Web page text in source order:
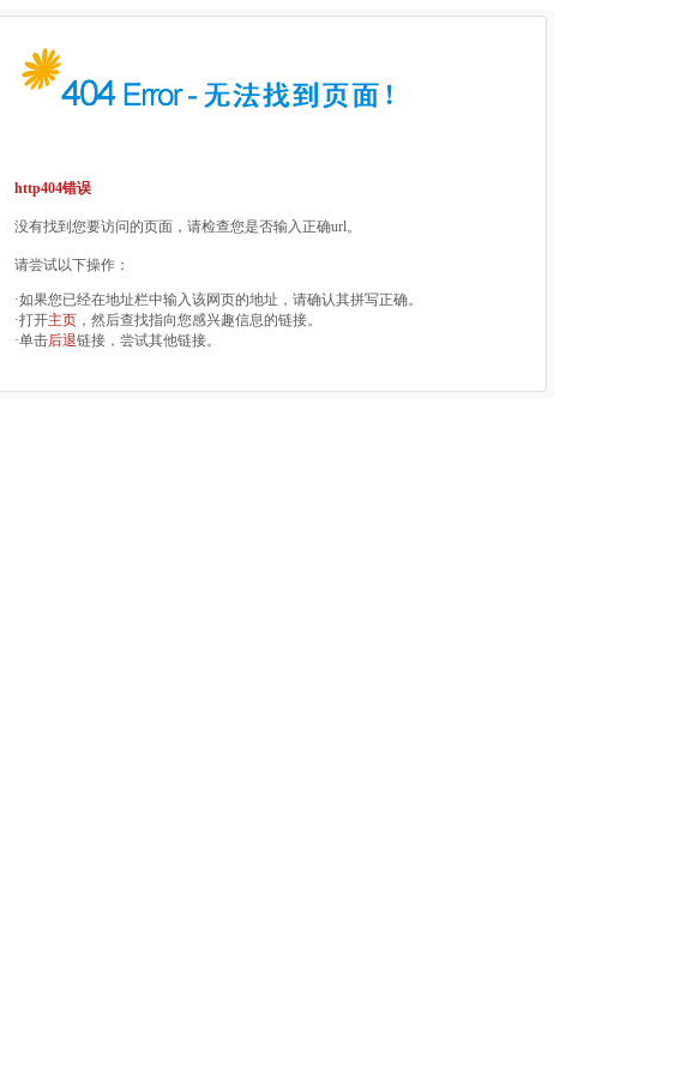
http404错误
没有找到您要访问的页面，请检查您是否输入正确url。
请尝试以下操作：
·如果您已经在地址栏中输入该网页的地址，请确认其拼写正确。
·打开主页 ，然后查找指向您感兴趣信息的链接。
·单击后退链接，尝试其他链接。